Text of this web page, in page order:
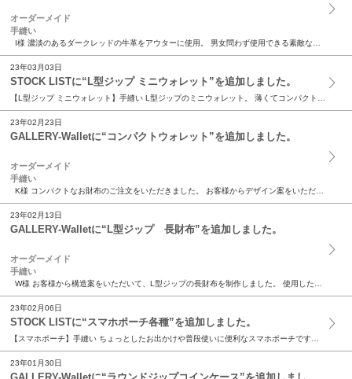
オーダーメイド
手縫い
23年03月03日
STOCK LISTに“L型ジップ ミニウォレット”を追加しました。
23年02月23日
GALLERY-Walletに“コンパクトウォレット”を追加しました。
オーダーメイド
手縫い
23年02月13日
GALLERY-Walletに“L型ジップ 長財布”を追加しました。
オーダーメイド
手縫い
W様 お客様から構造案をいただいて、L型ジップの長財布を制作しました。 使用したのはホースレザー(馬革)。 しっとりとした手触りの、優しい雰囲気の素材です。 インナーには片側にポ...
23年02月06日
STOCK LISTに“スマホポーチ各種”を追加しました。
【スマホポーチ】手縫い ちょっとしたお出かけや普段使いに便利なスマホポーチです。 全部で7種。 主にソフトで優しい雰囲気のシュリンクエンボスレザーを使用しました。 本体とパイピングの組み合わせ...
23年01月30日